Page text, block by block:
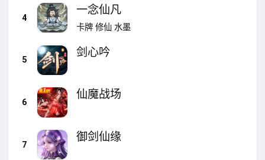
4
一念仙凡
卡牌 修仙 水墨
5
剑心吟
6
仙魔战场
7
御剑仙缘